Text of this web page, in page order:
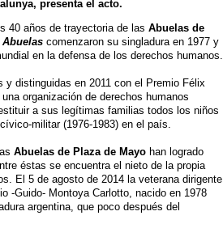
presenta el acto.
40 años de trayectoria de las Abuelas de
Abuelas comenzaron su singladura en 1977 y
en la defensa de los derechos humanos.
y distinguidas en 2011 con el Premio Félix
organización de derechos humanos
a sus legítimas familias todos los niños
militar (1976-1983) en el país.
Abuelas de Plaza de Mayo han logrado
éstas se encuentra el nieto de la propia
El 5 de agosto de 2014 la veterana dirigente
-Guido- Montoya Carlotto, nacido en 1978
argentina, que poco después del